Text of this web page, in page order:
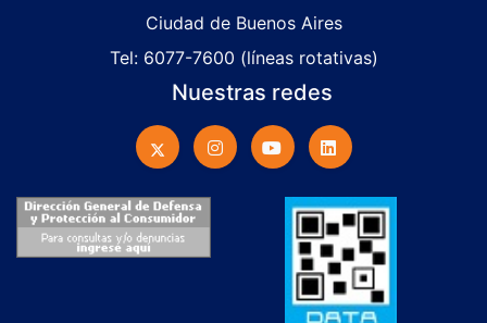
Ciudad de Buenos Aires
Tel: 6077-7600 (líneas rotativas)
Nuestras redes